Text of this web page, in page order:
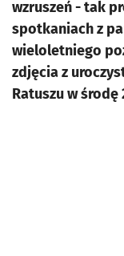
wzruszeń - tak
spotkaniach z
wieloletniego
zdjęcia z
Ratuszu w środę